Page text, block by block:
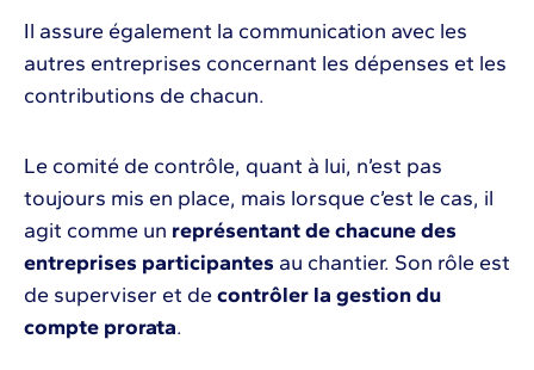
Il assure également la communication avec les
autres entreprises concernant les dépenses et les
contributions de chacun.
Le comité de contrôle, quant à lui, n’est pas
toujours mis en place, mais lorsque c’est le cas, il
agit comme un représentant de chacune des
entreprises participantes au chantier. Son rôle est
de superviser et de contrôler la gestion du
compte prorata.